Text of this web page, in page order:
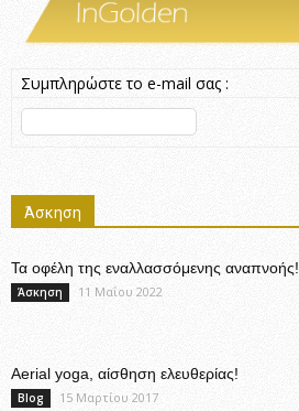
Συμπληρώστε το e-mail σας :
Άσκηση
Τα οφέλη της εναλλασσόμενης αναπνοής!
Άσκηση 11 Μαΐου 2022
Aerial yoga, αίσθηση ελευθερίας!
Blog 15 Μαρτίου 2017